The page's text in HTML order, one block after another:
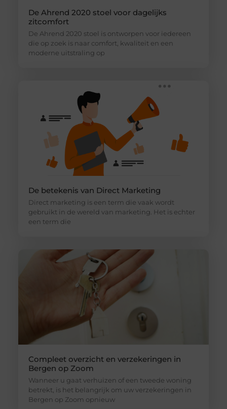
De Ahrend 2020 stoel voor dagelijks
zitcomfort
De Ahrend 2020 stoel is ontworpen voor iedereen
die op zoek is naar comfort, kwaliteit en een
moderne uitstraling op
De betekenis van Direct Marketing
Direct marketing is een term die vaak wordt
gebruikt in de wereld van marketing. Het is echter
een term die
Compleet overzicht en verzekeringen in
Bergen op Zoom
Wanneer u gaat verhuizen of een tweede woning
betrekt, is het belangrijk om uw verzekeringen in
Bergen op Zoom opnieuw